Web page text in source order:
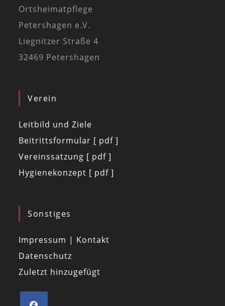
Ortsheimatpflege
Petershagen e.V.
Liegnitzer Straße 4
32469 Petershagen
Verein
Leitbild und Ziele
Beitrittsformular [ pdf ]
Vereinssatzung [ pdf ]
Hygienekonzept [ pdf ]
Sonstiges
Impressum | Kontakt
Datenschutz
Zuletzt hinzugefügt